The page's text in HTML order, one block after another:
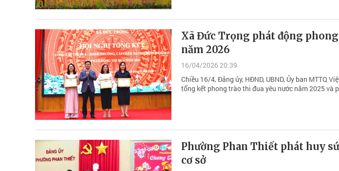
Xã Đức Trọng phát động
năm 2026
16/04/2026 20:39
Chiều 16/4, Đảng ủy, HĐND, UBND, Ủy ban MTTQ
tổng kết phong trào thi đua yêu nước năm 2025 và
Phường Phan Thiết phát huy
cơ sở